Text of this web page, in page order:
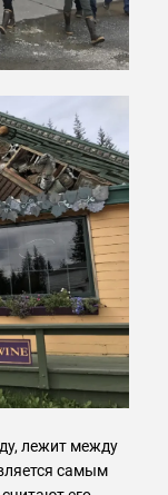
лежит между
самым